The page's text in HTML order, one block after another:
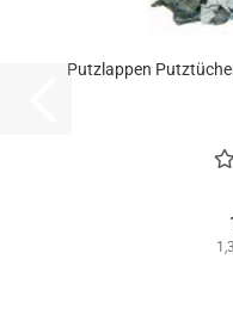
Putzlappen